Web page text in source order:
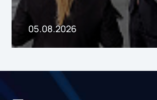
05.08.2026